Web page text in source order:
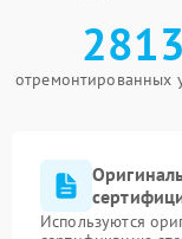
2813
отремонтированных
Используются